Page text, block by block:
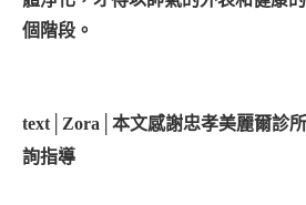
個階段。
text│Zora│ 本文感謝忠孝美麗爾診
詢指導